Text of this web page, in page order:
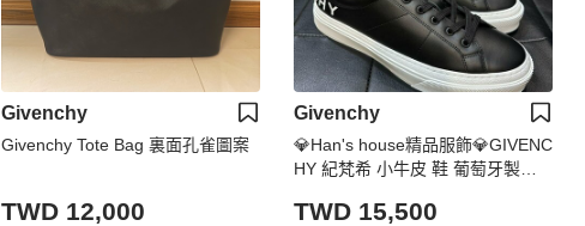
Givenchy
Givenchy Tote Bag 裏面孔雀圖案
TWD 12,000
Givenchy
💎Han's house精品服飾💎GIVENC
HY 紀梵希 小牛皮 鞋 葡萄牙製原
TWD 15,500